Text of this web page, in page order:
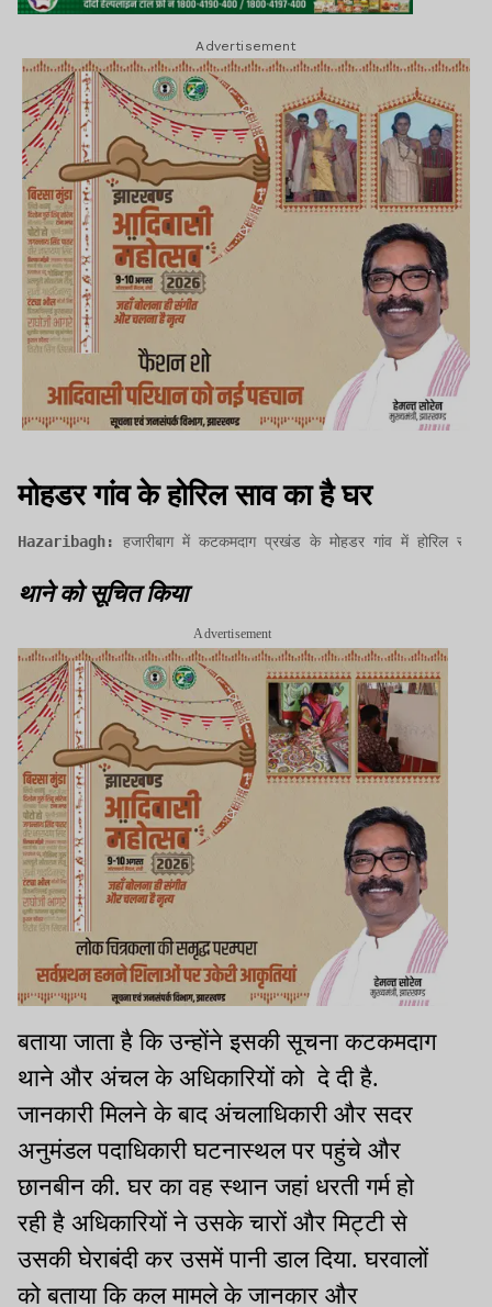
Advertisement
मोहडर गांव के होरिल साव का है घर
Hazaribagh: हजारीबाग में कटकमदाग प्रखंड के मोहडर गांव में होरिल
थाने को सूचित किया
Advertisement
बताया जाता है कि उन्होंने इसकी सूचना कटकमदाग
थाने और अंचल के अधिकारियों को दे दी है.
जानकारी मिलने के बाद अंचलाधिकारी और सदर
अनुमंडल पदाधिकारी घटनास्थल पर पहुंचे और
छानबीन की. घर का वह स्थान जहां धरती गर्म हो
रही है अधिकारियों ने उसके चारों और मिट्टी से
उसकी घेराबंदी कर उसमें पानी डाल दिया. घरवालों
को बताया कि कल मामले के जानकार और